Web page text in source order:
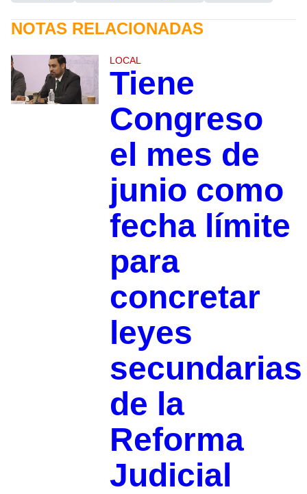
NOTAS RELACIONADAS
LOCAL
Tiene
Congreso
el mes de
junio como
fecha límite
para
concretar
leyes
secundarias
de la
Reforma
Judicial